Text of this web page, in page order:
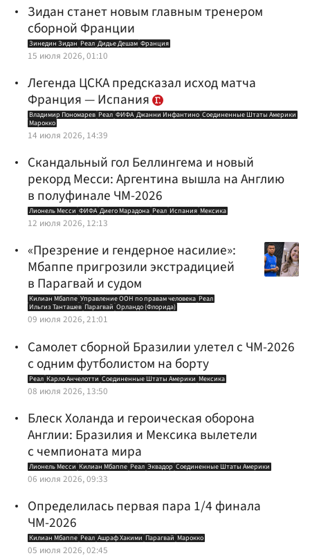
Зидан станет новым главным тренером
сборной Франции
Зинедин Зидан Реал Дидье Дешам Франция
15 июля 2026, 01:10
Легенда ЦСКА предсказал исход матча
Франция — Испания
Владимир Пономарев Реал ФИФА Джанни Инфантино Соединенные Штаты Америки
Марокко
14 июля 2026, 14:39
Скандальный гол Беллингема и новый
рекорд Месси: Аргентина вышла на Англию
в полуфинале ЧМ-2026
Лионель Месси ФИФА Диего Марадона Реал Испания Мексика
12 июля 2026, 12:13
«Презрение и гендерное насилие»:
Мбаппе пригрозили экстрадицией
в Парагвай и судом
Килиан Мбаппе Управление ООН по правам человека Реал
Ильгиз Танташев Парагвай Орландо (Флорида)
09 июля 2026, 21:01
Самолет сборной Бразилии улетел с ЧМ-2026
с одним футболистом на борту
Реал Карло Анчелотти Соединенные Штаты Америки Мексика
08 июля 2026, 13:50
Блеск Холанда и героическая оборона
Англии: Бразилия и Мексика вылетели
с чемпионата мира
Лионель Месси Килиан Мбаппе Реал Эквадор Соединенные Штаты Америки
06 июля 2026, 09:33
Определилась первая пара 1/4 финала
ЧМ-2026
Килиан Мбаппе Реал Ашраф Хакими Парагвай Марокко
05 июля 2026, 02:45